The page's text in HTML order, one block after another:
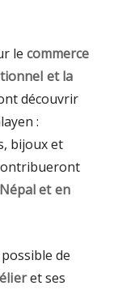
le commerce
et la
découvrir
:
bijoux et
Népal et en
de
et ses